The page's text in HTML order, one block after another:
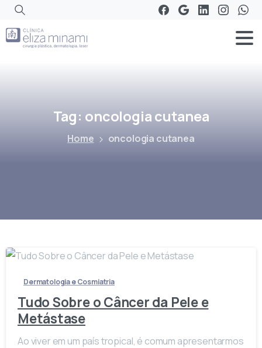
Tag: oncologiacutanea
Home oncologia cutanea
Dermatologia e Cosmiatria
Tudo Sobre o Câncer da Pele e
Metástase
Ao viver em um país tropical, é comum apresentarmos